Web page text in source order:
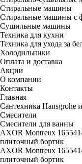
Стиральные машины
Стиральные машины с
Сушильные машины
Техника для кухни
Техника для ухода за
Холодильники
Оплата и доставка
Акции
О компании
Контакты
Главная
Сантехника Hansgrohe
Смесители
Смесители для ванны
AXOR Montreux
плиточный бортик
AXOR Montreux
плиточный бортик